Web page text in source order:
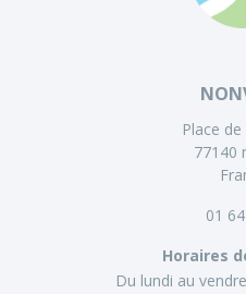
Place
77140
01
Horaires
Du lundi au